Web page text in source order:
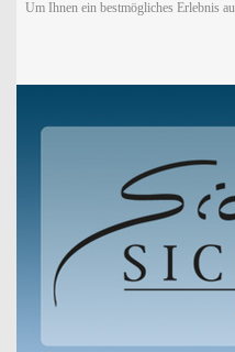
Um Ihnen ein bestmögliches Erlebnis